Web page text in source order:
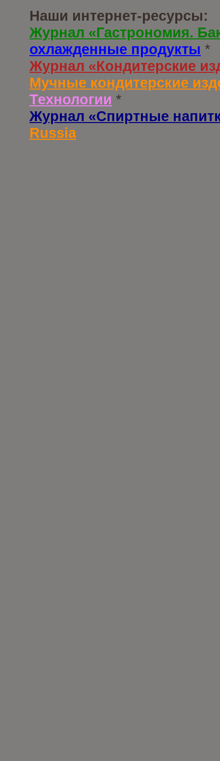
Наши интернет-ресурсы:
Журнал «Гастрономия.
охлажденные продукты *
Журнал «Кондитерские
Мучные кондитерские
Технологии *
Журнал «Спиртные
Russia